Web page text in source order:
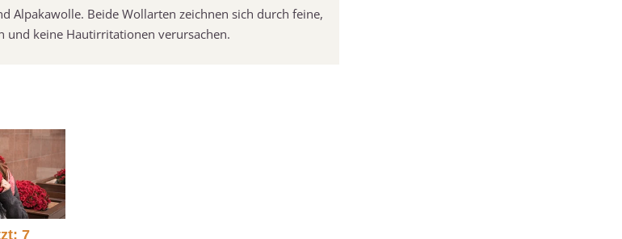
Alpakawolle. Beide Wollarten zeichnen sich durch feine,
und keine Hautirritationen verursachen.
7